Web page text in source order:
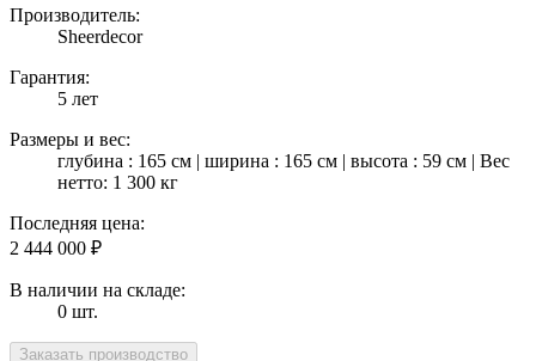
Производитель:
Sheerdecor
Гарантия:
5 лет
Размеры и вес:
глубина : 165 см | ширина : 165 см | высота : 59 см | Вес
нетто: 1 300 кг
Последняя цена:
2 444 000 ₽
В наличии на складе:
0 шт.